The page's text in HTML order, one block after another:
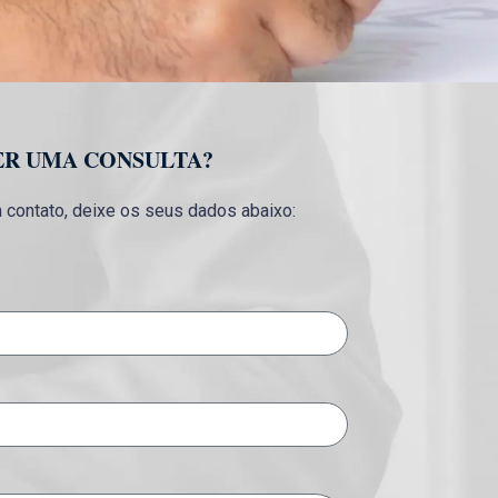
UMA CONSULTA?
deixe os seus dados abaixo: